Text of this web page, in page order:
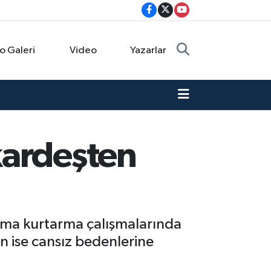
Galeri Video Yazarlar
kurtarma çalışmalarında
ise cansız bedenlerine